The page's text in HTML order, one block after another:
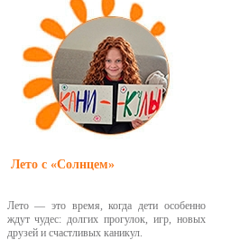
Лето с «Солнцем»
Лето — это время, когда дети особенно
ждут чудес: долгих прогулок, игр, новых
друзей и счастливых каникул.